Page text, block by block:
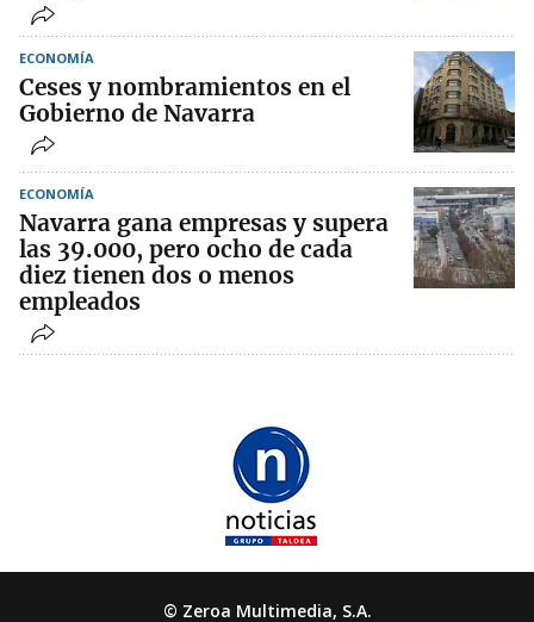
ECONOMÍA
Ceses y nombramientos en el
Gobierno de Navarra
ECONOMÍA
Navarra gana empresas y supera
las 39.000, pero ocho de cada
diez tienen dos o menos
empleados
© Zeroa Multimedia, S.A.